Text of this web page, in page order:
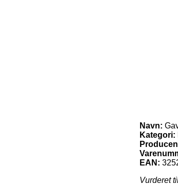
Navn:
Kategori:
EAN:
Vurderet